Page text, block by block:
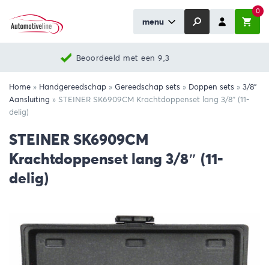
menu
0
Nieuwste producten
Home » Handgereedschap » Gereedschap sets » Doppen sets » 3/8"
Aansluiting » STEINER SK6909CM Krachtdoppenset lang 3/8″ (11-
delig)
STEINER SK6909CM
Krachtdoppenset lang 3/8″ (11-
delig)